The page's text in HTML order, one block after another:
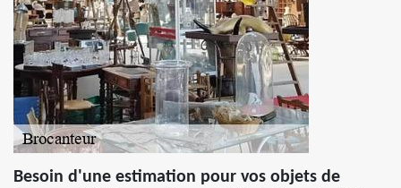
Besoin d'une estimation pour vos objets de